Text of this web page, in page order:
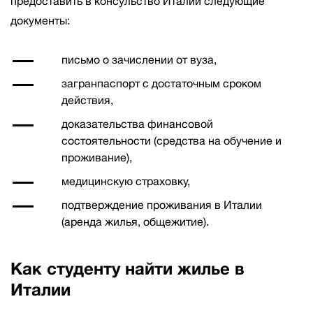
документы:
письмо о зачислении от вуза,
загранпаспорт с достаточным сроком
действия,
доказательства финансовой
состоятельности (средства на обучение и
проживание),
медицинскую страховку,
подтверждение проживания в Италии
(аренда жилья, общежитие).
Как студенту найти жилье в
Италии